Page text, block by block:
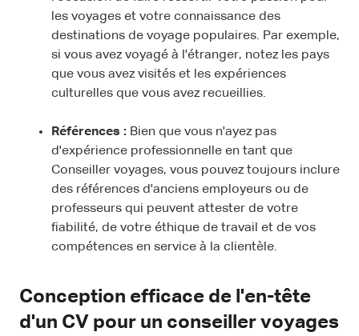
les voyages et votre connaissance des
destinations de voyage populaires. Par exemple,
si vous avez voyagé à l'étranger, notez les pays
que vous avez visités et les expériences
culturelles que vous avez recueillies.
Références : Bien que vous n'ayez pas
d'expérience professionnelle en tant que
Conseiller voyages, vous pouvez toujours inclure
des références d'anciens employeurs ou de
professeurs qui peuvent attester de votre
fiabilité, de votre éthique de travail et de vos
compétences en service à la clientèle.
Conception efficace de l'en-tête
d'un CV pour un conseiller voyages